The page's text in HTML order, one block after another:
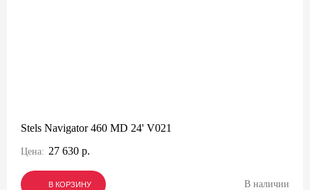
Stels Navigator 460 MD 24' V021
Цена: 27 630 р.
В КОРЗИНУ
В КОРЗИНУ
В КОРЗИНУ В наличии